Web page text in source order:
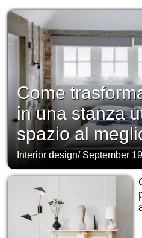
Come
in una stanza
spazio al
Interior design/ September